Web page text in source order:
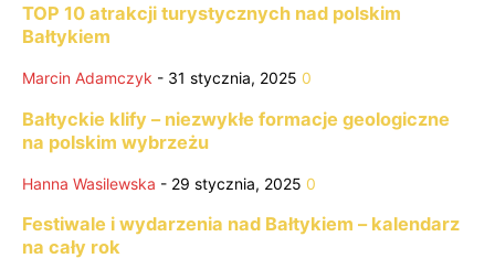
TOP 10 atrakcji turystycznych nad polskim
Bałtykiem
Marcin Adamczyk - 31 stycznia, 2025 0
Bałtyckie klify – niezwykłe formacje geologiczne
na polskim wybrzeżu
Hanna Wasilewska - 29 stycznia, 2025 0
Festiwale i wydarzenia nad Bałtykiem – kalendarz
na cały rok